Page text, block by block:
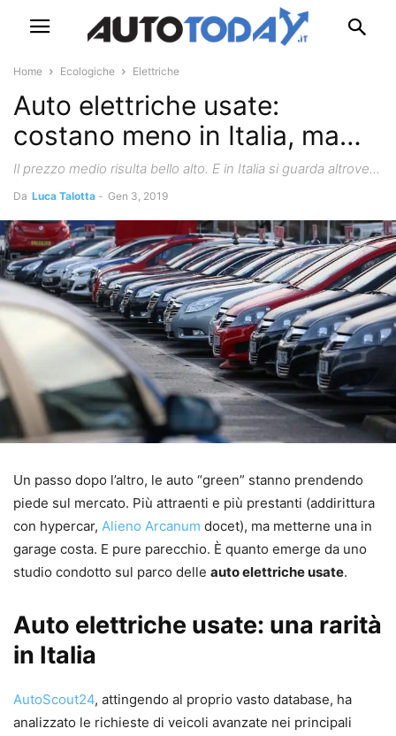
Home Ecologiche Elettriche
Auto elettriche usate:
costano meno in Italia, ma…
Il prezzo medio risulta bello alto. E in Italia si guarda altrove...
Da Luca Talotta - Gen 3, 2019
Un passo dopo l’altro, le auto “green” stanno prendendo
piede sul mercato. Più attraenti e più prestanti (addirittura
con hypercar, Alieno Arcanum docet), ma metterne una in
garage costa. E pure parecchio. È quanto emerge da uno
studio condotto sul parco delle auto elettriche usate.
Auto elettriche usate: una rarità
in Italia
AutoScout24, attingendo al proprio vasto database, ha
analizzato le richieste di veicoli avanzate nei principali